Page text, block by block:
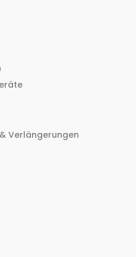
Verlängerungen